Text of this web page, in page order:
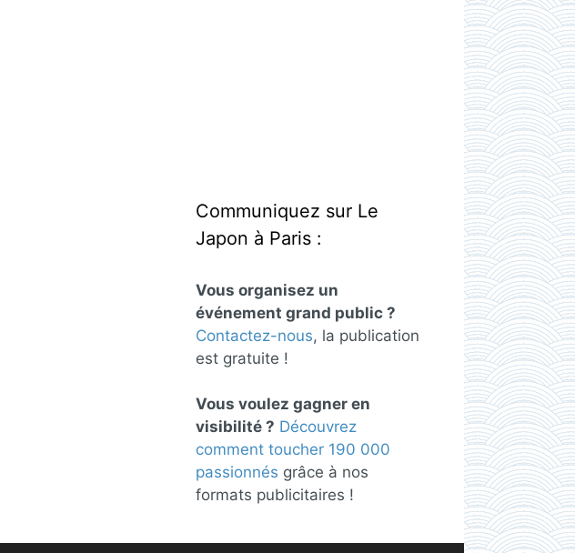
Communiquez sur Le
Japon à Paris :
Vous organisez un
événement grand public ?
Contactez-nous, la publication
est gratuite !
Vous voulez gagner en
visibilité ? Découvrez
comment toucher 190 000
passionnés grâce à nos
formats publicitaires !